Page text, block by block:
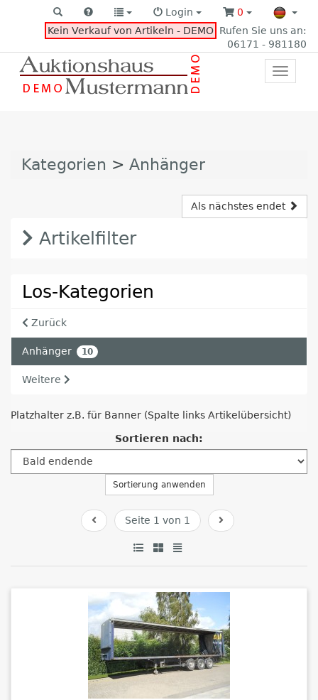
Login
0
Kein Verkauf von Artikeln - DEMO Rufen Sie uns an:
06171 - 981180
Toggle
Kategorien > Anhänger
Als nächstes endet
Artikelfilter
Los-Kategorien
Zurück
Anhänger 10
Weitere
Platzhalter z.B. für Banner (Spalte links Artikelübersicht)
Sortieren nach:
Sortierung anwenden
Seite 1 von 1